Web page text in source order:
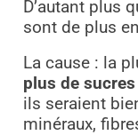
D’autant plus
sont de plus
La cause : la
plus de sucres
ils seraient
minéraux,